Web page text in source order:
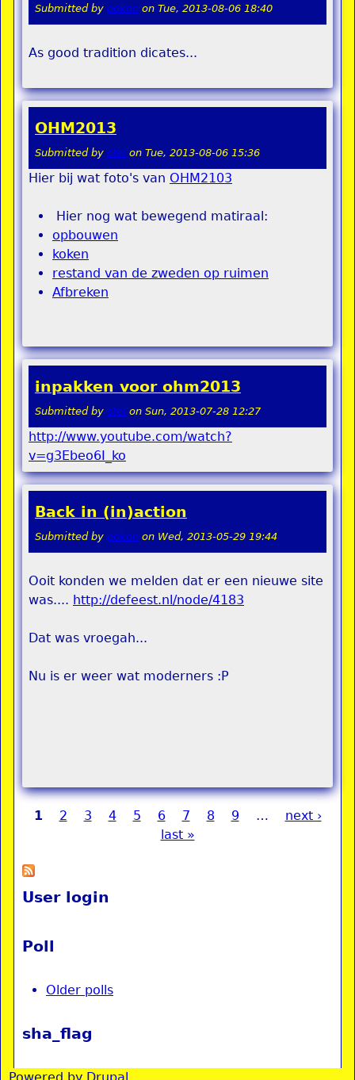
Submitted by pokon on Tue, 2013-08-06 18:40
As good tradition dicates...
OHM2013
Submitted by stel on Tue, 2013-08-06 15:36
Hier bij wat foto's van OHM2103
Hier nog wat bewegend matiraal:
opbouwen
koken
restand van de zweden op ruimen
Afbreken
inpakken voor ohm2013
Submitted by stel on Sun, 2013-07-28 12:27
http://www.youtube.com/watch?
v=g3Ebeo6I_ko
Back in (in)action
Submitted by pokon on Wed, 2013-05-29 19:44
Ooit konden we melden dat er een nieuwe site
was.... http://defeest.nl/node/4183
Dat was vroegah...
Nu is er weer wat moderners :P
1 2 3 4 5 6 7 8 9 …
next ›
last »
User login
Poll
Older polls
sha_flag
Powered by Drupal